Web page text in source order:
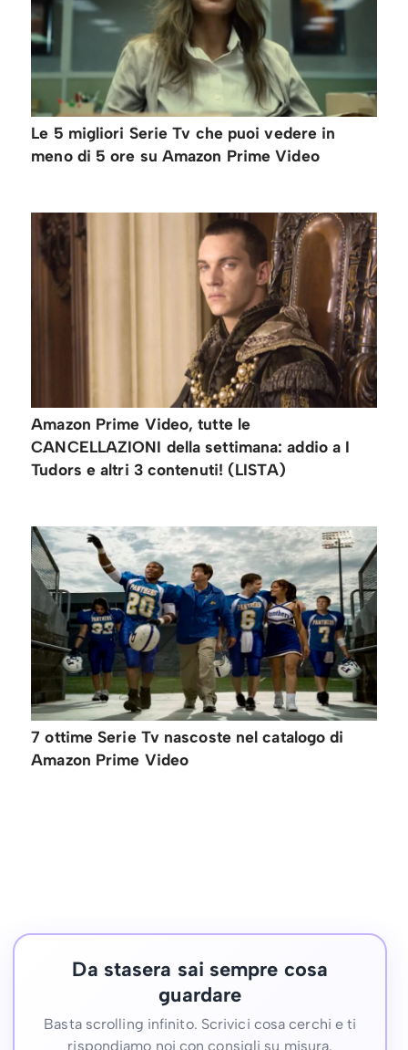
Le 5 migliori Serie Tv che puoi vedere in
meno di 5 ore su Amazon Prime Video
Amazon Prime Video, tutte le
CANCELLAZIONI della settimana: addio a I
Tudors e altri 3 contenuti! (LISTA)
7 ottime Serie Tv nascoste nel catalogo di
Amazon Prime Video
Da stasera sai sempre cosa
guardare
Basta scrolling infinito. Scrivici cosa cerchi e ti
rispondiamo noi con consigli su misura.